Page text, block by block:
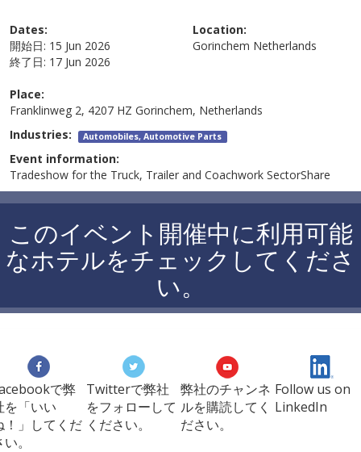
Dates:
開始日: 15 Jun 2026
終了日: 17 Jun 2026
Location:
Gorinchem Netherlands
Place:
Franklinweg 2, 4207 HZ Gorinchem, Netherlands
Industries: Automobiles, Automotive Parts
Event information:
Tradeshow for the Truck, Trailer and Coachwork SectorShare
このイベント開催中に利用可能
なホテルをチェックしてくださ
い。
で弊
を「いい
！」してくだ
。
Twitterで弊社
をフォローして
ください。
弊社のチャンネ
ルを購読してく
ださい。
Follow us on
LinkedIn